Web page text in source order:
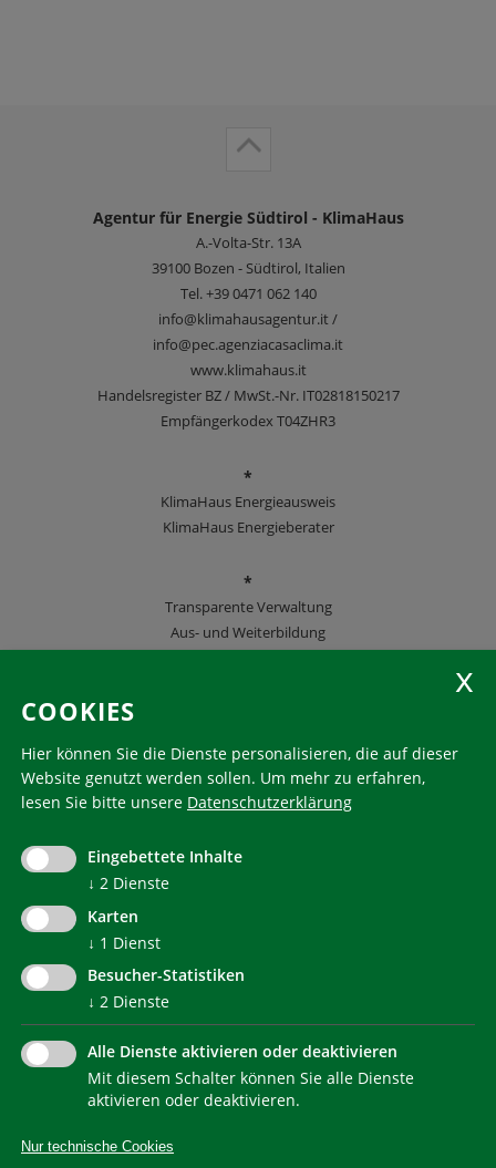
Agentur für Energie Südtirol - KlimaHaus
A.-Volta-Str. 13A
39100 Bozen - Südtirol, Italien
Tel.+39 0471 062 140
info@klimahausagentur.it /
info@pec.agenziacasaclima.it
www.klimahaus.it
Handelsregister BZ / MwSt.-Nr. IT02818150217
Empfängerkodex T04ZHR3
*
KlimaHaus Energieausweis
KlimaHaus Energieberater
*
Transparente Verwaltung
Aus- und Weiterbildung
KlimaHaus ist eine eingetragene Marke. Die Nutzung muss
communication@klimahausagentur.it
© 2022 Agentur für Energie Südtirol - KlimaHaus
NEWSLETTER
IMPRESSUM PRIVACY
COOKIES
Hier können Sie die Dienste personalisieren, die auf dieser
Website genutzt werden sollen. Um mehr zu erfahren,
lesen Sie bitte unsere Datenschutzerklärung
Eingebettete Inhalte
↓ 2 Dienste
Karten
↓ 1 Dienst
Besucher-Statistiken
↓ 2 Dienste
Alle Dienste aktivieren oder deaktivieren
Mit diesem Schalter können Sie alle Dienste
aktivieren oder deaktivieren.
Nur technische Cookies